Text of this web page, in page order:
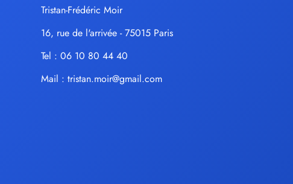
Tristan-Frédéric Moir
16, rue de l'arrivée - 75015 Paris
Tel : 06 10 80 44 40
Mail :tristan.moir@gmail.com